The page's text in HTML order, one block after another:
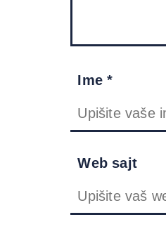
Ime *
Web sajt